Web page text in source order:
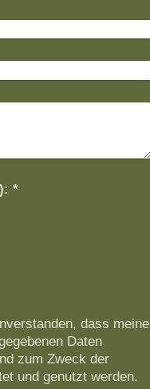
Captcha (Spam-Schutz-Code): *
dass meine
Daten
zum Zweck der
und genutzt werden.